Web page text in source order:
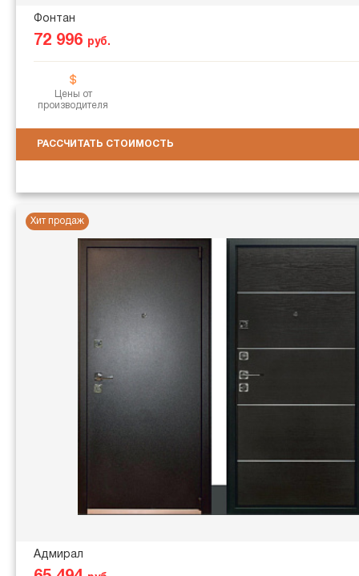
Фонтан
72 996 руб.
Цены от
производителя
РАССЧИТАТЬ СТОИМОСТЬ
Хит продаж
Адмирал